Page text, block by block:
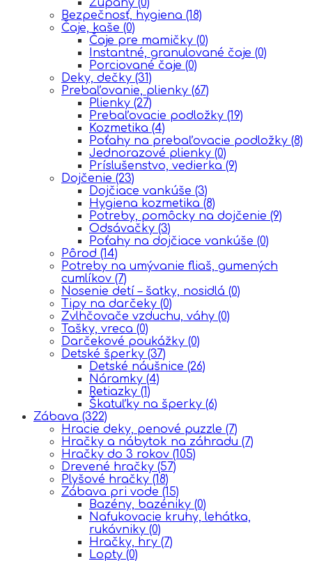
Bezpečnosť, hygiena (18)
Čaje, kaše (0)
Čaje pre mamičky (0)
Instantné, granulované čaje (0)
Porciované čaje (0)
Deky, dečky (31)
Prebaľovanie, plienky (67)
Plienky (27)
Prebaľovacie podložky (19)
Kozmetika (4)
Poťahy na prebaľovacie podložky (8)
Jednorazové plienky (0)
Príslušenstvo, vedierka (9)
Dojčenie (23)
Dojčiace vankúše (3)
Hygiena kozmetika (8)
Potreby, pomôcky na dojčenie (9)
Odsávačky (3)
Poťahy na dojčiace vankúše (0)
Pôrod (14)
Potreby na umývanie fliaš, gumených
cumlíkov (7)
Nosenie detí – šatky, nosidlá (0)
Tipy na darčeky (0)
Zvlhčovače vzduchu, váhy (0)
Tašky, vreca (0)
Darčekové poukážky (0)
Detské šperky (37)
Detské náušnice (26)
Náramky (4)
Retiazky (1)
Škatuľky na šperky (6)
Zábava (322)
Hracie deky, penové puzzle (7)
Hračky a nábytok na záhradu (7)
Hračky do 3 rokov (105)
Drevené hračky (57)
Plyšové hračky (18)
Zábava pri vode (15)
Bazény, bazéniky (0)
Nafukovacie kruhy, lehátka,
rukávniky (0)
Hračky, hry (7)
Lopty (0)